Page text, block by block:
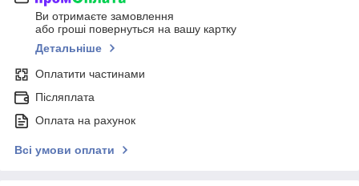
Ви отримаєте замовлення
або гроші повернуться на вашу картку
Детальніше
Оплатити частинами
Післяплата
Оплата на рахунок
Всі умови оплати